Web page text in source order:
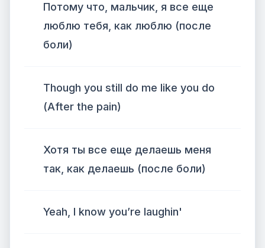
Потому что, мальчик, я все еще
люблю тебя, как люблю (после
боли)
Though you still do me like you do
(After the pain)
Хотя ты все еще делаешь меня
так, как делаешь (после боли)
Yeah, I know you’re laughin'